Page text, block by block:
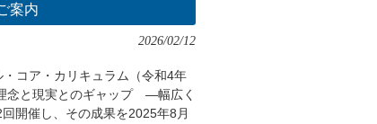
案内
2026/02/12
コア・カリキュラム（令和4年
念と現実とのギャップ —幅広く
開催し、その成果を2025年8月